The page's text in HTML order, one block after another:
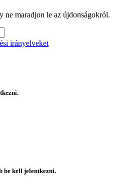
ne maradjon le az újdonságokról.
irányelveket
be kell jelentkezni.